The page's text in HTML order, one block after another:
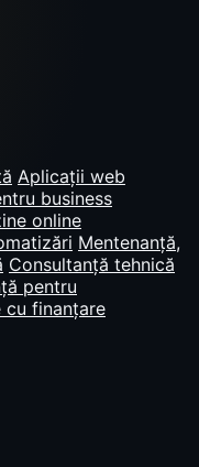
Aplicații web
business
online
Mentenanță,
Consultanță tehnică
pentru
finanțare